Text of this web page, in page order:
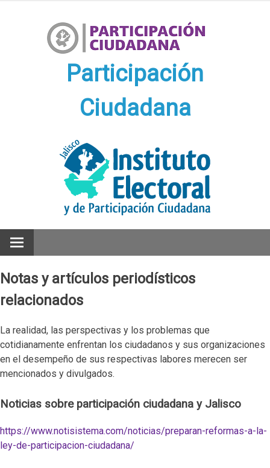
Participación
Ciudadana
Notas y artículos periodísticos
relacionados
La realidad, las perspectivas y los problemas que
cotidianamente enfrentan los ciudadanos y sus organizaciones
en el desempeño de sus respectivas labores merecen ser
mencionados y divulgados.
Noticias sobre participación ciudadana y Jalisco
https://www.notisistema.com/noticias/preparan-reformas-a-la-
ley-de-participacion-ciudadana/